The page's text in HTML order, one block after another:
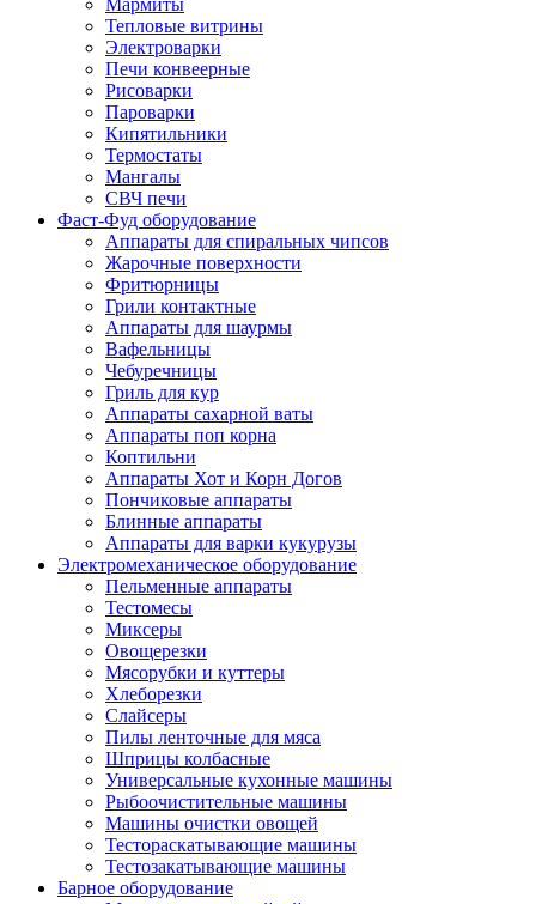
Мармиты
Тепловые витрины
Электроварки
Печи конвеерные
Рисоварки
Пароварки
Кипятильники
Термостаты
Мангалы
СВЧ печи
Фаст-Фуд оборудование
Аппараты для спиральных чипсов
Жарочные поверхности
Фритюрницы
Грили контактные
Аппараты для шаурмы
Вафельницы
Чебуречницы
Гриль для кур
Аппараты сахарной ваты
Аппараты поп корна
Коптильни
Аппараты Хот и Корн Догов
Пончиковые аппараты
Блинные аппараты
Аппараты для варки кукурузы
Электромеханическое оборудование
Пельменные аппараты
Тестомесы
Миксеры
Овощерезки
Мясорубки и куттеры
Хлеборезки
Слайсеры
Пилы ленточные для мяса
Шприцы колбасные
Универсальные кухонные машины
Рыбоочистительные машины
Машины очистки овощей
Тестораскатывающие машины
Тестозакатывающие машины
Барное оборудование